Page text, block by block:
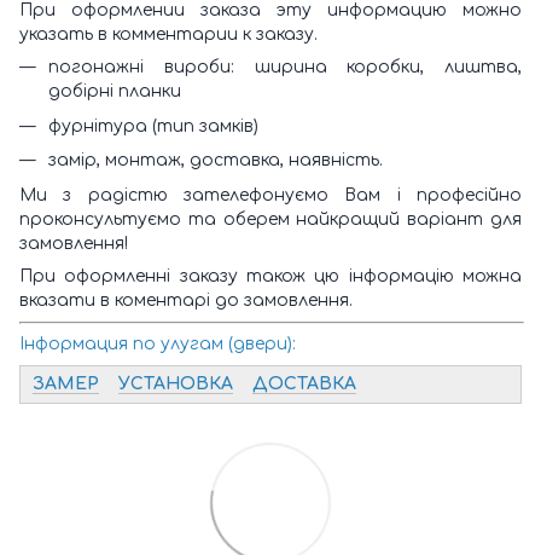
При оформлении заказа эту информацию можно
указать в комментарии к заказу.
погонажні вироби: ширина коробки, лиштва,
добірні планки
фурнітура (тип замків)
замір, монтаж, доставка, наявність.
Ми з радістю зателефонуємо Вам і професійно
проконсультуємо та оберем найкращий варіант для
замовлення!
При оформленні заказу також цю інформацію можна
вказати в коментарі до замовлення.
Інформация по улугам (двери):
ЗАМЕР УСТАНОВКА ДОСТАВКА